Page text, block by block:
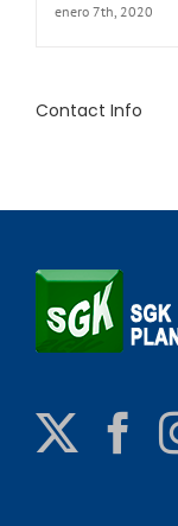
enero 7th, 2020
Contact Info